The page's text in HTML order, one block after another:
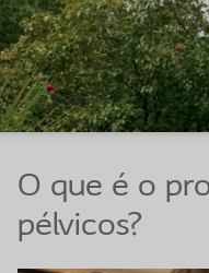
O que é o
pélvicos?